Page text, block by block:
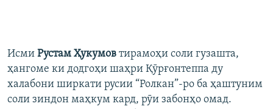
Исми Рустам Ҳукумов тирамоҳи соли гузашта,
ҳангоме ки додгоҳи шаҳри Қӯрғонтеппа ду
халабони ширкати русии “Ролкан”-ро ба ҳаштуним
соли зиндон маҳкум кард, рӯи забонҳо омад.